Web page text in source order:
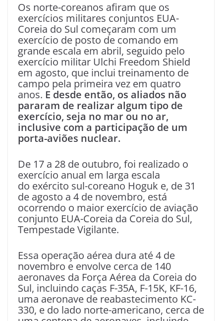
Os norte-coreanos afiram que os
exercícios militares conjuntos EUA-
Coreia do Sul começaram com um
exercício de posto de comando em
grande escala em abril, seguido pelo
exercício militar Ulchi Freedom Shield
em agosto, que inclui treinamento de
campo pela primeira vez em quatro
anos. E desde então, os aliados não
pararam de realizar algum tipo de
exercício, seja no mar ou no ar,
inclusive com a participação de um
porta-aviões nuclear.
De 17 a 28 de outubro, foi realizado o
exercício anual em larga escala
do exército sul-coreano Hoguk e, de 31
de agosto a 4 de novembro, está
ocorrendo o maior exercício de aviação
conjunto EUA-Coreia da Coreia do Sul,
Tempestade Vigilante.
Essa operação aérea dura até 4 de
novembro e envolve cerca de 140
aeronaves da Força Aérea da Coreia do
Sul, incluindo caças F-35A, F-15K, KF-16,
uma aeronave de reabastecimento KC-
330, e do lado norte-americano, cerca de